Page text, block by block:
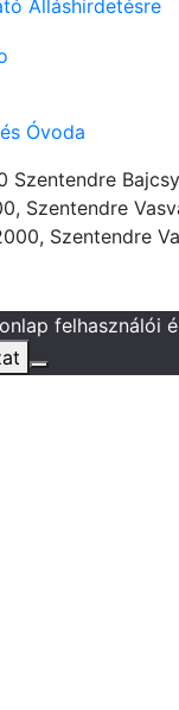
Álláshirdetésre
Óvoda
Szentendre
Szentendre
Szentendre
felhasználói